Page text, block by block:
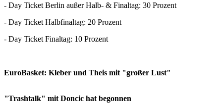
- Day Ticket Berlin außer Halb- & Finaltag: 30 Prozent
- Day Ticket Halbfinaltag: 20 Prozent
- Day Ticket Finaltag: 10 Prozent
EuroBasket: Kleber und Theis mit "großer Lust"
"Trashtalk" mit Doncic hat begonnen